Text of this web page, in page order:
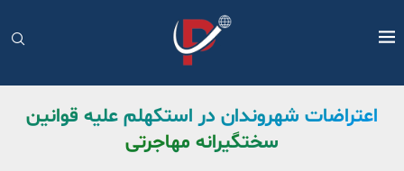
اعتراضات شهروندان در استکهلم علیه قوانین
سختگیرانه مهاجرتی